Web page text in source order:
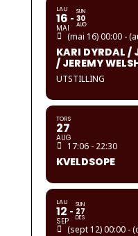
LAU
16
MAI
SUN
30
AUG
(mai 16) 00:00 -
KARI DYRDAL /
/ JEREMY
UTSTILLING
TORS
27
AUG
17:06 - 22:30
KVELDSOPE
LAU
12
SEP
SUN
27
DES
(sept 12) 00:00 -